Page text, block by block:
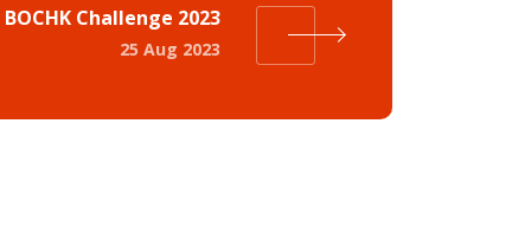
BOCHK Challenge 2023
25 Aug 2023